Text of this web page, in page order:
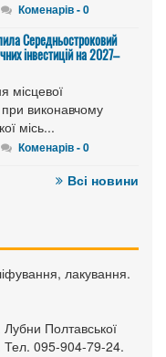
Коменарів - 0
Середньостроковий
інвестицій на 2027–
місцевої
при виконавчому
місь...
Коменарів - 0
Всі новини
лакування.
Полтавської
Тел. 095-904-79-24.